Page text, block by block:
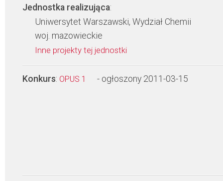
Jednostka realizująca:
Uniwersytet Warszawski, Wydział Chemii
woj. mazowieckie
Inne projekty tej jednostki
Konkurs: OPUS 1 - ogłoszony 2011-03-15